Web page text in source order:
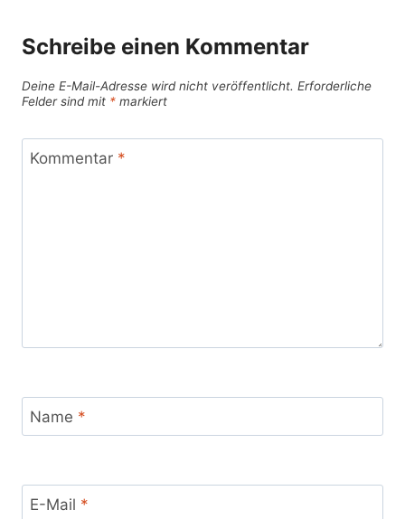
Schreibe einen Kommentar
Deine E-Mail-Adresse wird nicht veröffentlicht. Erforderliche
Felder sind mit * markiert
Kommentar *
Name *
E-Mail *